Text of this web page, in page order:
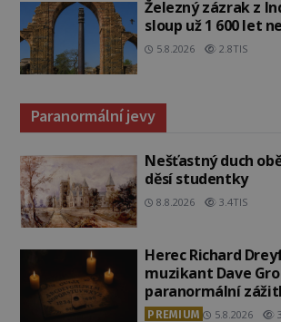
Železný zázrak z
sloup už 1 600 let
5.8.2026 2.8TIS
Paranormální jevy
Nešťastný duch
děsí studentky
8.8.2026 3.4TIS
Herec Richard
muzikant Dave
paranormální
PREMIUM 5.8.2026